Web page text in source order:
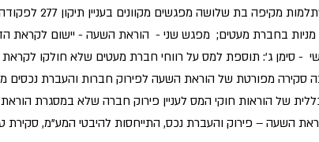
עו"ד (רו"ח) מאורי עמפלי
סקירה מפורטת של הוראת השעה לפירוק חברות והעברת נכסים
סקירה כללית של הוראות חוקי המס לעניין פירוק חברה שלא